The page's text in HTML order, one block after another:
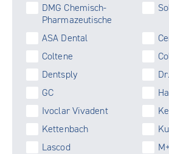
DMG Chemisch-
Pharmazeutische
ASA Dental
Coltene
Dentsply
GC
Ivoclar Vivadent
Kettenbach
Lascod